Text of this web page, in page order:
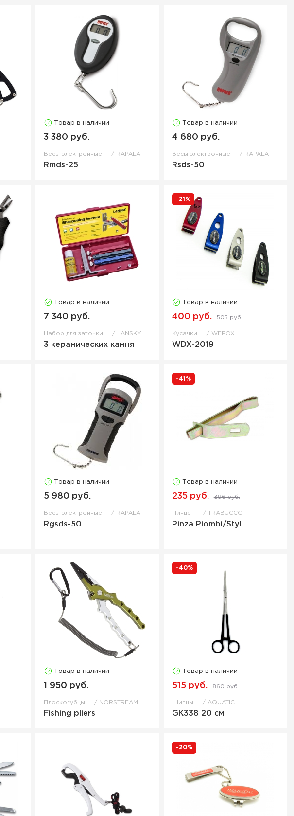
Товар в наличии
3 380 руб.
Весы электронные RAPALA
Rmds-25
Товар в наличии
4 680 руб.
Весы электронные RAPALA
Rsds-50
Товар в наличии
7 340 руб.
Набор для заточки LANSKY
3 керамических камня
-21%
Товар в наличии
400 руб. 505 руб.
Кусачки WEFOX
WDX-2019
Товар в наличии
5 980 руб.
Весы электронные RAPALA
Rgsds-50
-41%
Товар в наличии
235 руб. 396 руб.
Пинцет TRABUCCO
Pinza Piombi/Styl
Товар в наличии
1 950 руб.
Плоскогубцы NORSTREAM
Fishing pliers
-40%
Товар в наличии
515 руб. 860 руб.
Щипцы AQUATIC
GK338 20 см
-20%